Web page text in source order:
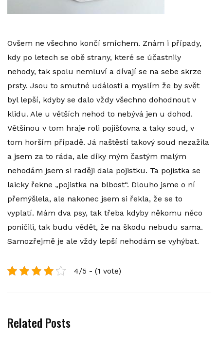
Ovšem ne všechno končí smíchem. Znám i případy,
kdy po letech se obě strany, které se účastnily
nehody, tak spolu nemluví a dívají se na sebe skrze
prsty. Jsou to smutné události a myslím že by svět
byl lepší, kdyby se dalo vždy všechno dohodnout v
klidu. Ale u větších nehod to nebývá jen u dohod.
Většinou v tom hraje roli pojišťovna a taky soud, v
tom horším případě. Já naštěstí takový soud nezažila
a jsem za to ráda, ale díky mým častým malým
nehodám jsem si raději dala pojistku. Ta pojistka se
laicky řekne „pojistka na blbost“. Dlouho jsme o ní
přemýšlela, ale nakonec jsem si řekla, že se to
vyplatí. Mám dva psy, tak třeba kdyby někomu něco
poničili, tak budu vědět, že na škodu nebudu sama.
Samozřejmě je ale vždy lepší nehodám se vyhýbat.
4/5 - (1 vote)
Related Posts